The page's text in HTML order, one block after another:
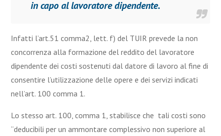
in capo al lavoratore dipendente.
Infatti l’art.51 comma2, lett. f) del TUIR prevede la non
concorrenza alla formazione del reddito del lavoratore
dipendente dei costi sostenuti dal datore di lavoro al fine di
consentire l’utilizzazione delle opere e dei servizi indicati
nell’art. 100 comma 1.
Lo stesso art. 100, comma 1, stabilisce che tali costi sono
“deducibili per un ammontare complessivo non superiore al